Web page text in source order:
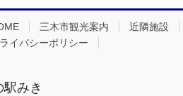
三木市観光案内 近隣施設
イバシーポリシー
駅みき